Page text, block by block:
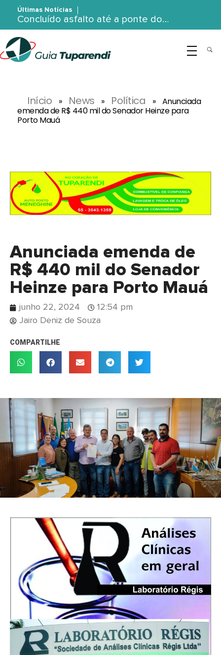
Últimas Notícias
Concluído asfalto até a ponte do…
Início » News » Política » Anunciada
emenda de R$ 440 mil do Senador Heinze para
Porto Mauá
Anunciada emenda de
R$ 440 mil do Senador
Heinze para Porto Mauá
junho 22, 2024
12:54 pm
Jairo Deniz de Souza
COMPARTILHE